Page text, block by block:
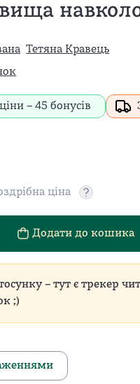
Тетяна Кравець
–45 бонусів
ціна
Додати до кошика
– тут є трекер
;)